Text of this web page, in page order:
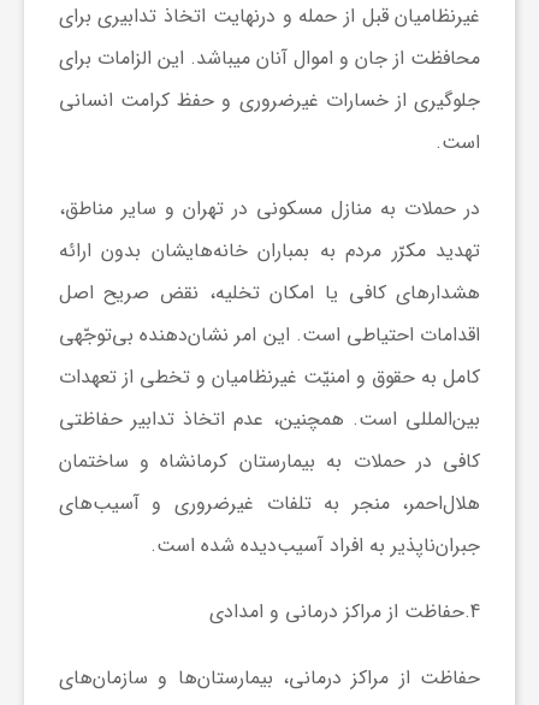
غیرنظامیان قبل از حمله و درنهایت اتخاذ تدابیری برای
محافظت از جان و اموال آنان می­باشد. این الزامات برای
جلوگیری از خسارات غیرضروری و حفظ کرامت انسانی
است.
در حملات به منازل مسکونی در تهران و سایر مناطق،
تهدید مکرّر مردم به بمباران خانه‌هایشان بدون ارائه
هشدارهای کافی یا امکان تخلیه، نقض صریح اصل
اقدامات احتیاطی است. این امر نشان‌دهنده بی‌توجّهی
کامل به حقوق و امنیّت غیرنظامیان و تخطی از تعهدات
بین‌المللی است. همچنین، عدم اتخاذ تدابیر حفاظتی
کافی در حملات به بیمارستان کرمانشاه و ساختمان
هلال‌احمر، منجر به تلفات غیرضروری و آسیب‌های
جبران‌ناپذیر به افراد آسیب‌دیده شده است.
4.حفاظت از مراکز درمانی و امدادی
حفاظت از مراکز درمانی، بیمارستان‌ها و سازمان‌های